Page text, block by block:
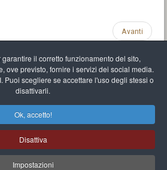
il corretto funzionamento del sito,
ove previsto, fornire i servizi dei social media.
Puoi scegliere se accettare l'uso degli stessi o
disattivarli.
Ok, accetto!
Disattiva
Impostazioni
Avanti
Mappa del sito
Balthasar Brennenstuhl
Artista scultore e pittore
Club / 17 83430 Saint-Mandrier-sur-Mer,Provence-
Alpes-Côte d'Azur-France